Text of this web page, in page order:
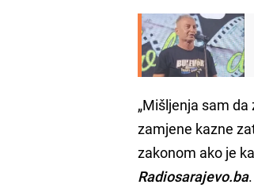
„Mišljenja sam
zamjene kazne
zakonom ako je
Radiosarajevo.ba.